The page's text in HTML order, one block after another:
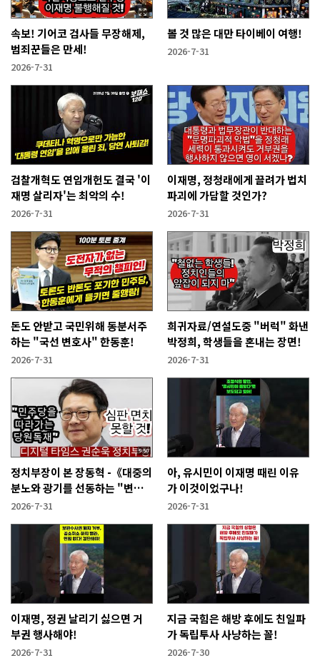
속보! 기어코 검사들 무장해제,
범죄꾼들은 만세!
2026-7-31
볼 것 많은 대만 타이베이 여행!
2026-7-31
검찰개혁도 연임개헌도 결국 '이
재명 살리자'는 최악의 수!
2026-7-31
이재명, 정청래에게 끌려가 법치
파괴에 가담할 것인가?
2026-7-31
돈도 안받고 국민위해 동분서주
하는 "국선 변호사" 한동훈!
2026-7-31
희귀자료/연설도중 "버럭" 화낸
박정희, 학생들을 혼내는 장면!
2026-7-31
정치부장이 본 장동혁 -《대중의
분노와 광기를 선동하는 "변종
인민주주의자"》
2026-7-31
아, 유시민이 이재명 때린 이유
가 이것이었구나!
2026-7-31
이재명, 정권 날리기 싫으면 거
부권 행사해야!
2026-7-31
지금 국힘은 해방 후에도 친일파
가 독립투사 사냥하는 꼴!
2026-7-30